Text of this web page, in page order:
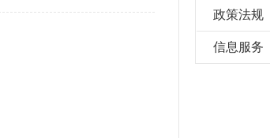
政策法规
信息服务